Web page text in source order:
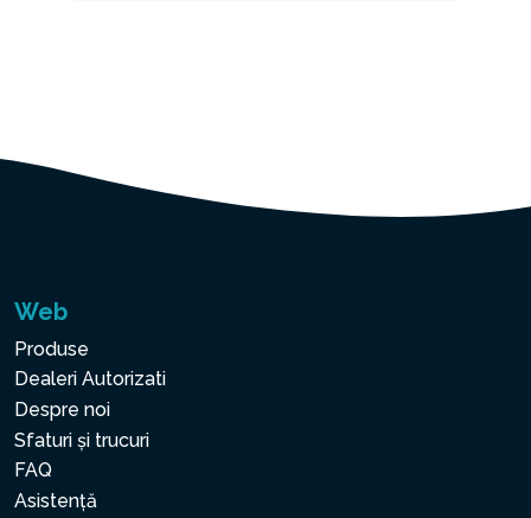
Web
Produse
Dealeri Autorizati
Despre noi
Sfaturi și trucuri
FAQ
Asistență